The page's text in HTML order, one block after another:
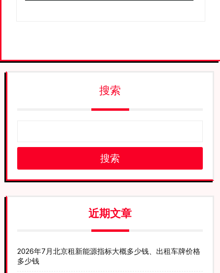
搜索
搜索
近期文章
2026年7月北京租新能源指标大概多少钱、出租车牌价格
多少钱